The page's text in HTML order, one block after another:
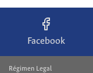
Facebook
Régimen Legal